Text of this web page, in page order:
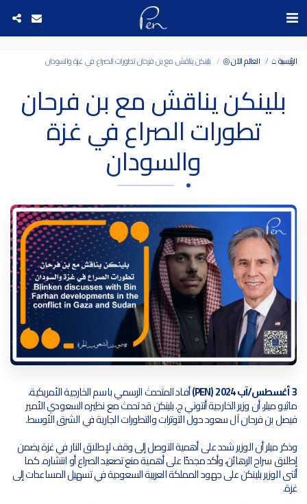
الرئيسية ⌂ العالم الآن ◎ بلينكن يناقش مع بن فرحان تطورات الصراع في غزة والسودان
بلينكن يناقش مع بن فرحان
تطورات الصراع في غزة
والسودان
3 أغسطس/آب 2024 (PEN) أفاد المتحدث الرسمي باسم الخارجية الأمريكية،
ماثيو ميلر، أن وزير الخارجية أنتوني ج. بلينكن قد تحدث مع نظيره السعودي الأمير
فيصل بن فرحان آل سعود حول التوترات والتطورات الجارية في الشرق الأوسط.
وذكر ميلر أن الوزير شدد على أهمية التوصل إلى وقف لإطلاق النار في غزة يضمن
إطلاق سراح الرهائن، وأكد مجددًا على أهمية منع تصعيد الصراع أو انتشاره. كما
أثنى الوزير بلينكن على جهود المملكة العربية السعودية في تسهيل المساعدات إلى
غزة.